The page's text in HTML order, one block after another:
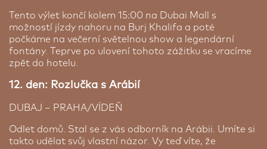
Tento výlet končí kolem 15:00 na Dubai Mall s
možností jízdy nahoru na Burj Khalifa a poté
počkáme na večerní světelnou show a legendární
fontány. Teprve po ulovení tohoto zážitku se vracíme
zpět do hotelu.
12. den: Rozlučka s Arábií
DUBAJ – PRAHA/VÍDEŇ
Odlet domů. Stal se z vás odborník na Arábii. Umíte si
takto udělat svůj vlastní názor. Vy teď víte, že